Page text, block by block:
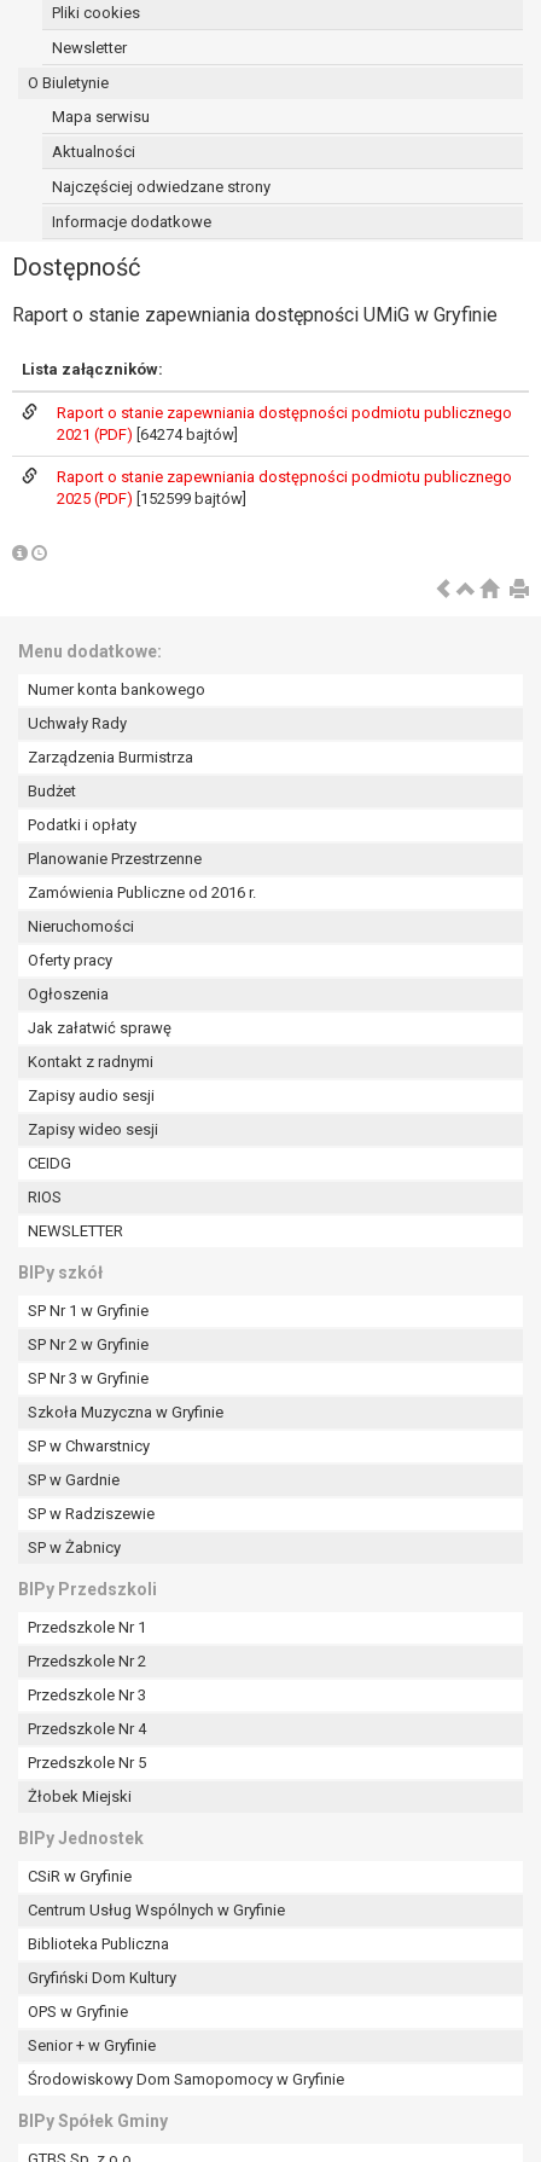
Pliki cookies
Newsletter
O Biuletynie
Mapa serwisu
Aktualności
Najczęściej odwiedzane strony
Informacje dodatkowe
Dostępność
Raport o stanie zapewniania dostępności UMiG w Gryfinie
Lista załączników:
Raport o stanie zapewniania dostępności podmiotu publicznego
2021 (PDF) [64274 bajtów]
Raport o stanie zapewniania dostępności podmiotu publicznego
2025 (PDF) [152599 bajtów]
Menu dodatkowe:
Numer konta bankowego
Uchwały Rady
Zarządzenia Burmistrza
Budżet
Podatki i opłaty
Planowanie Przestrzenne
Zamówienia Publiczne od 2016 r.
Nieruchomości
Oferty pracy
Ogłoszenia
Jak załatwić sprawę
Kontakt z radnymi
Zapisy audio sesji
Zapisy wideo sesji
CEIDG
RIOS
NEWSLETTER
BIPy szkół
SP Nr 1 w Gryfinie
SP Nr 2 w Gryfinie
SP Nr 3 w Gryfinie
Szkoła Muzyczna w Gryfinie
SP w Chwarstnicy
SP w Gardnie
SP w Radziszewie
SP w Żabnicy
BIPy Przedszkoli
Przedszkole Nr 1
Przedszkole Nr 2
Przedszkole Nr 3
Przedszkole Nr 4
Przedszkole Nr 5
Żłobek Miejski
BIPy Jednostek
CSiR w Gryfinie
Centrum Usług Wspólnych w Gryfinie
Biblioteka Publiczna
Gryfiński Dom Kultury
OPS w Gryfinie
Senior + w Gryfinie
Środowiskowy Dom Samopomocy w Gryfinie
BIPy Spółek Gminy
danych - do czasu ustalenia czy
prawo do przenoszenia danych na
podstawie art. 20 RODO, w przypadku gdy
łącznie spełnione są następujące przesłanki:
której dane dotyczą lub na podstawie
zautomatyzowany;
prawo sprzeciwu wobec przetwarzania
danych na podstawie art. 21 RODO, wobec
przetwarzania danych osobowych, którego
podstawą prawną jest:
lub przez stronę trzecią.
przetwarzać tych danych osobowych, chyba
że wykaże on istnienie ważnych prawnie
obrony roszczeń.
W przypadku gdy przetwarzanie danych
na przetwarzanie danych osobowych (art. 6 ust. 1
Cofnięcie to nie ma wpływu na zgodność
zgody przed jej cofnięciem.
Przysługuje Pani/Panu prawo wniesienia skargi do
przetwarzanie Pani/Pana danych osobowych
przez administratora.
Organem właściwym do wniesienia skargi jest
Prezes Urzędu Ochrony Danych Osobowych.
dane osobowe, podanie danych osobowych jest
dobrowolne albo jest wymogiem ustawowym lub
umownym.
zautomatyzowanemu podejmowaniu decyzji, w
tym również profilowaniu.